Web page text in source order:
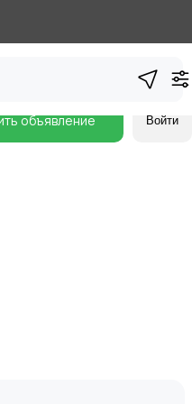
объявление Войти